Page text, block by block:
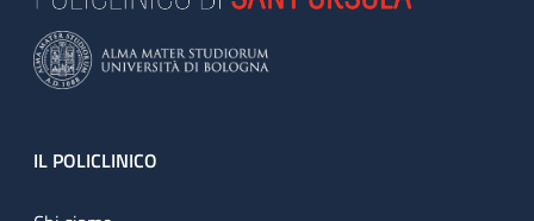
Footer
IL POLICLINICO